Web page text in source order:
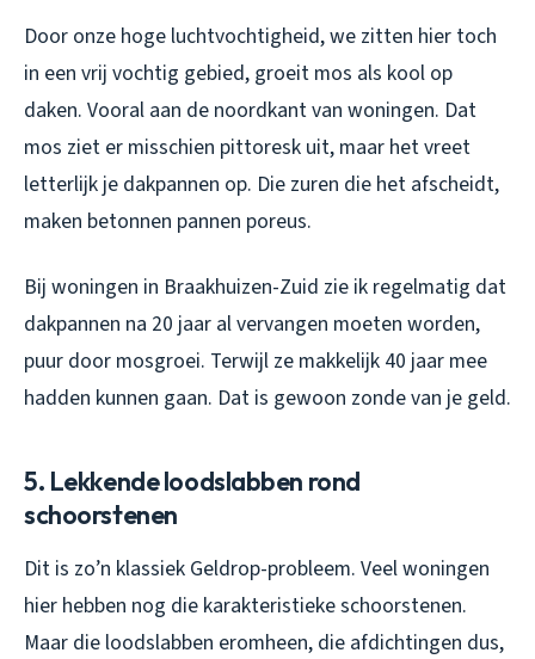
Door onze hoge luchtvochtigheid, we zitten hier toch
in een vrij vochtig gebied, groeit mos als kool op
daken. Vooral aan de noordkant van woningen. Dat
mos ziet er misschien pittoresk uit, maar het vreet
letterlijk je dakpannen op. Die zuren die het afscheidt,
maken betonnen pannen poreus.
Bij woningen in Braakhuizen-Zuid zie ik regelmatig dat
dakpannen na 20 jaar al vervangen moeten worden,
puur door mosgroei. Terwijl ze makkelijk 40 jaar mee
hadden kunnen gaan. Dat is gewoon zonde van je geld.
5. Lekkende loodslabben rond
schoorstenen
Dit is zo’n klassiek Geldrop-probleem. Veel woningen
hier hebben nog die karakteristieke schoorstenen.
Maar die loodslabben eromheen, die afdichtingen dus,